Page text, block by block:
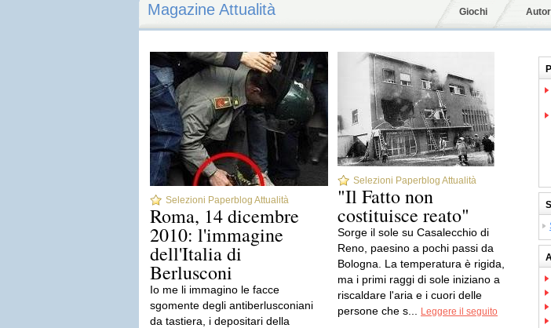
Magazine Attualità Giochi
Selezioni Paperblog Attualità
Roma, 14 dicembre
2010: l'immagine
dell'Italia di
Berlusconi
Io me li immagino le facce
sgomente degli antiberlusconiani
da tastiera, i depositari della
Selezioni Paperblog Attualità
"Il Fatto non
costituisce reato"
Sorge il sole su Casalecchio di
Reno, paesino a pochi passi da
Bologna. La temperatura è rigida,
ma i primi raggi di sole iniziano a
riscaldare l'aria e i cuori delle
persone che s...
Leggere il seguito